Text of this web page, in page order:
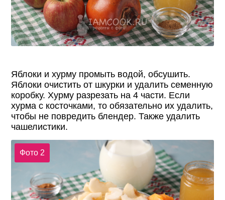
Яблоки и хурму промыть водой, обсушить.
Яблоки очистить от шкурки и удалить семенную
коробку. Хурму разрезать на 4 части. Если
хурма с косточками, то обязательно их удалить,
чтобы не повредить блендер. Также удалить
чашелистики.
Фото 2